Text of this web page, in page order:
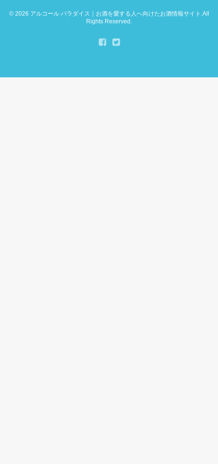
© 2026 アルコール パラダイス｜お酒を愛する人へ向けたお酒情報サイト .All
Rights Reserved.